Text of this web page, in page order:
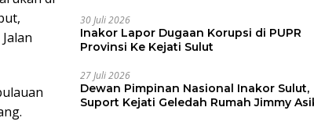
30 Juli 2026
Inakor Lapor Dugaan Korupsi di PUPR
Provinsi Ke Kejati Sulut
27 Juli 2026
Dewan Pimpinan Nasional Inakor Sulut,
Suport Kejati Geledah Rumah Jimmy